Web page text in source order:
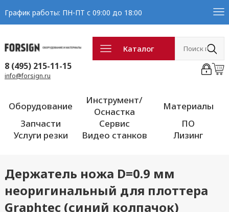
График работы: ПН-ПТ с 09:00 до 18:00
Каталог
8 (495) 215-11-15
info@forsign.ru
Оборудование
Инструмент/
Оснастка
Материалы
Запчасти
Сервис
ПО
Услуги резки
Видео станков Лизинг
Держатель ножа D=0.9 мм
неоригинальный для плоттера
Graphtec (синий колпачок)